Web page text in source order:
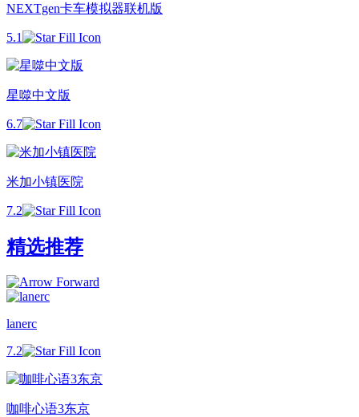
NEXTgen卡车模拟器联机版
5.1
星噬中文版
6.7
米加小镇医院
7.2
精选推荐
lanerc
7.2
咖啡心语3东京